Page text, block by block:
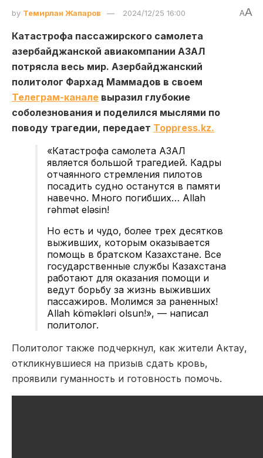
by Темирлан Жапаров 2024/12/25 16:00 AA
Катастрофа пассажирского самолета
азербайджанской авиакомпании АЗАЛ
потрясла весь мир. Азербайджанский
политолог Фархад Маммадов в своем
Телеграм-канале выразил глубокие
соболезнования и поделился мыслями по
поводу трагедии, передает Toppress.kz.
«Катастрофа самолета АЗАЛ
является большой трагедией. Кадры
отчаянного стремления пилотов
посадить судно останутся в памяти
навечно. Много погибших… Allah
rəhmət eləsin!
Но есть и чудо, более трех десятков
выживших, которым оказывается
помощь в братском Казахстане. Все
государственные службы Казахстана
работают для оказания помощи и
ведут борьбу за жизнь выживших
пассажиров. Молимся за раненных!
Allah köməkləri olsun!», — написал
политолог.
Политолог также подчеркнул, как жители Актау,
откликнувшиеся на призыв сдать кровь,
проявили гуманность и готовность помочь.